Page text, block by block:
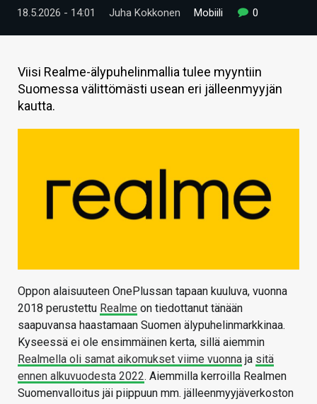
VIDEOT
TECHBBS
TIETOA
HINTA.FI
HAKU
18.5.2026 - 14:01 Juha Kokkonen Mobiili 0
Viisi Realme-älypuhelinmallia tulee myyntiin
Suomessa välittömästi usean eri jälleenmyyjän
kautta.
Oppon alaisuuteen OnePlussan tapaan kuuluva, vuonna
2018 perustettu Realme on tiedottanut tänään
saapuvansa haastamaan Suomen älypuhelinmarkkinaa.
Kyseessä ei ole ensimmäinen kerta, sillä aiemmin
Realmella oli samat aikomukset viime vuonna ja sitä
ennen alkuvuodesta 2022. Aiemmilla kerroilla Realmen
Suomenvalloitus jäi piippuun mm. jälleenmyyjäverkoston